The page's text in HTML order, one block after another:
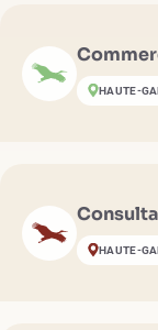
HAUTE-
HAUTE-